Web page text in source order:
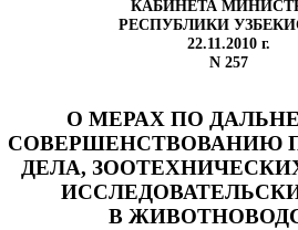
КАБИНЕТА
РЕСПУБЛИКИ
22.11.2010 г.
N 257
О МЕРАХ ПО
СОВЕРШЕНСТВОВАНИЮ
ДЕЛА,
В